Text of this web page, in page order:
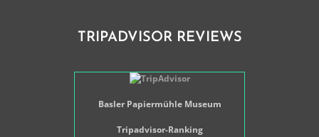
TRIPADVISOR REVIEWS
Basler Papiermühle Museum
Tripadvisor-Ranking